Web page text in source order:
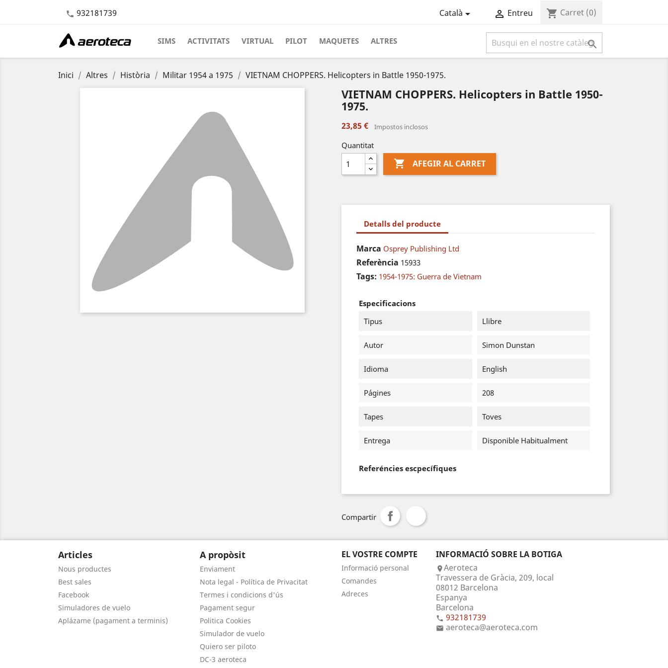
 932181739 Català  Entreu shopping_cart Carret (0)
SIMS ACTIVITATS VIRTUAL PILOT MAQUETES ALTRES 
Inici Altres Història Militar 1954 a 1975 VIETNAM CHOPPERS. Helicopters in Battle 1950-1975.
VIETNAM CHOPPERS. Helicopters in Battle 1950-
1975.
23,85 € Impostos inclosos
Quantitat
 AFEGIR AL CARRET
Detalls del producte
Marca Osprey Publishing Ltd
Referència 15933
Tags: 1954-1975: Guerra de Vietnam
Especificacions
Tipus
Llibre
Autor Simon Dunstan
Idioma English
Págines 208
Tapes Toves
Entrega Disponible Habitualment
Referéncies escpecífiques
Compartir
Articles
Nous productes
Best sales
Facebook
Simuladores de vuelo
Aplázame (pagament a terminis)
A propòsit
Enviament
Nota legal - Política de Privacitat
Termes i condicions d'ús
Pagament segur
Politica Cookies
Simulador de vuelo
Quiero ser piloto
DC-3 aeroteca
EL VOSTRE COMPTE
Informació personal
Comandes
Adreces
INFORMACIÓ SOBRE LA BOTIGA
Aeroteca
Travessera de Gràcia, 209, local
08012 Barcelona
Espanya
Barcelona
 932181739
 aeroteca@aeroteca.com